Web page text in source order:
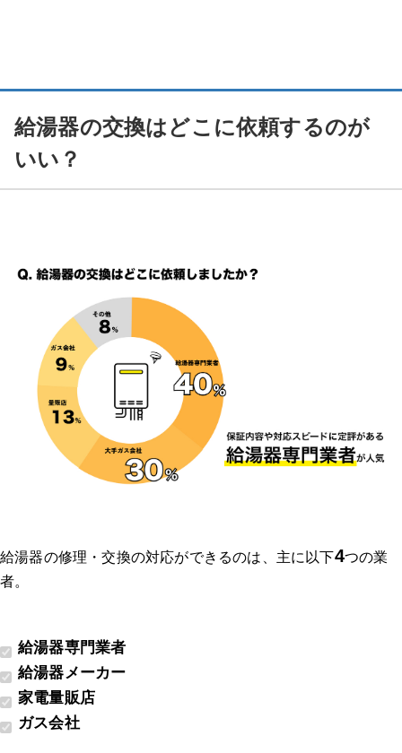
給湯器の交換はどこに依頼するのが
いい？
給湯器の修理・交換の対応ができるのは、主に以下4つの業
者。
給湯器専門業者
給湯器メーカー
家電量販店
ガス会社